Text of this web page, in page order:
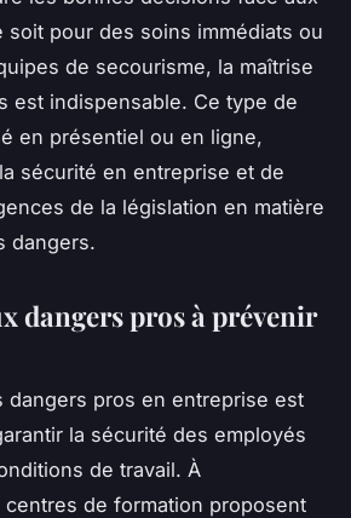
soit pour des soins immédiats ou
de secourisme, la maîtrise
est indispensable. Ce type de
en présentiel ou en ligne,
sécurité en entreprise et de
de la législation en matière
dangers.
dangers pros à prévenir
dangers pros en entreprise est
la sécurité des employés
de travail. À
de formation proposent